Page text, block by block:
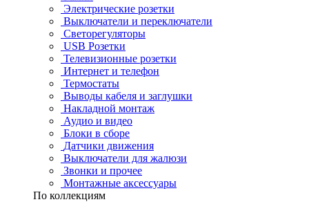
Электрические розетки
Выключатели и переключатели
Светорегуляторы
USB Розетки
Телевизионные розетки
Интернет и телефон
Термостаты
Выводы кабеля и заглушки
Накладной монтаж
Аудио и видео
Блоки в сборе
Датчики движения
Выключатели для жалюзи
Звонки и прочее
Монтажные аксессуары
По коллекциям